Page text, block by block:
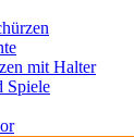
mit Halter
Spiele